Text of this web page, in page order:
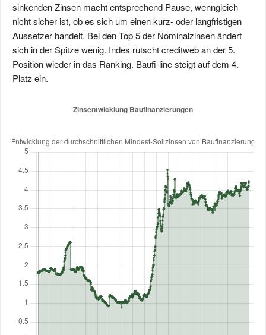
sinkenden Zinsen macht entsprechend Pause, wenngleich
nicht sicher ist, ob es sich um einen kurz- oder langfristigen
Aussetzer handelt. Bei den Top 5 der Nominalzinsen ändert
sich in der Spitze wenig. Indes rutscht creditweb an der 5.
Position wieder in das Ranking. Baufi-line steigt auf dem 4.
Platz ein.